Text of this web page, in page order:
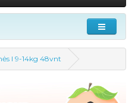
l 9-14kg 48vnt